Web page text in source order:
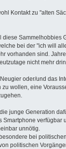
Kontakt zu "alten
diese Sammelhobbies
bei der "ich will
vorhanden sind.
nicht mehr
oder/und das
wollen, eine
junge Generation
Smartphone verfügbar
unnötig.
bei
politischen